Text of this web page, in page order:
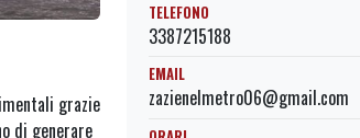
grazie
di generare
TELEFONO
3387215188
EMAIL
zazienelmetro06@gmail.com